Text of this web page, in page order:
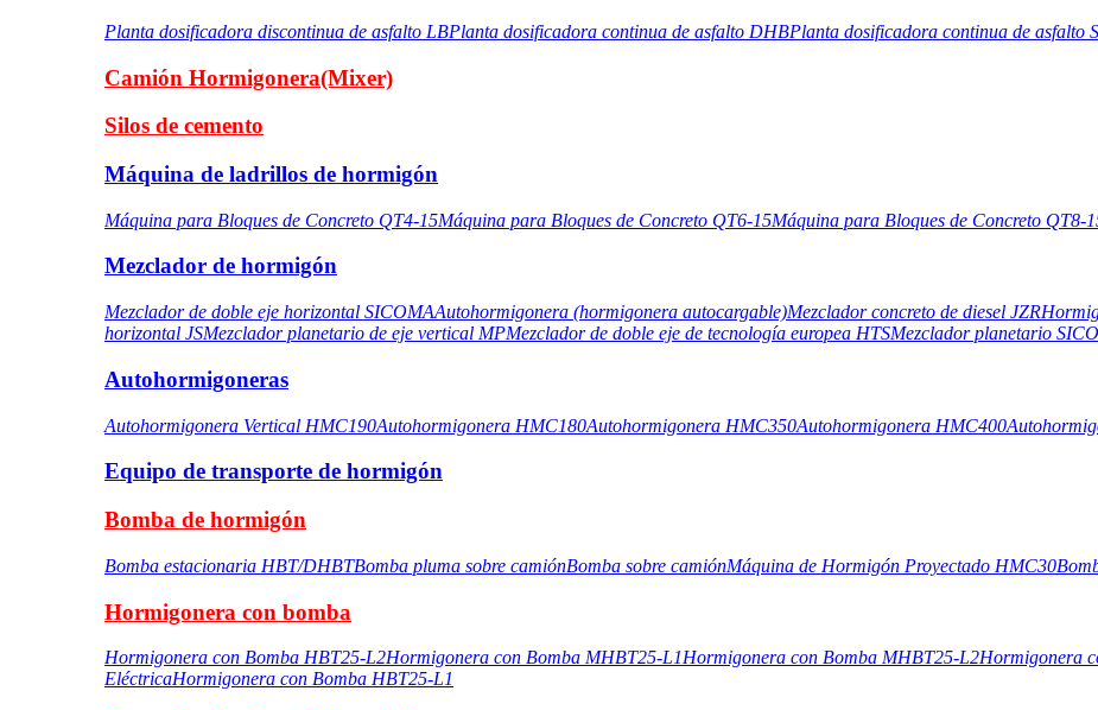
Planta dosificadora discontinua de asfalto LBPlanta dosificadora continua de asfalto DHBPlanta dosificadora continua de asfalto
Camión Hormigonera(Mixer)
Silos de cemento
Máquina de ladrillos de hormigón
Máquina para Bloques de Concreto QT4-15Máquina para Bloques de Concreto QT6-15Máquina para Bloques de Concreto QT8-
Mezclador de hormigón
Mezclador de doble eje horizontal SICOMAAutohormigonera (hormigonera autocargable)Mezclador concreto de diesel JZR
horizontal JSMezclador planetario de eje vertical MPMezclador de doble eje de tecnología europea HTSMezclador planetario
Autohormigoneras
Autohormigonera Vertical HMC190Autohormigonera HMC180Autohormigonera HMC350Autohormigonera HMC400
Equipo de transporte de hormigón
Bomba de hormigón
Bomba estacionaria HBT/DHBTBomba pluma sobre camiónBomba sobre camiónMáquina de Hormigón Proyectado HMC30
Hormigonera con bomba
Hormigonera con Bomba HBT25-L2Hormigonera con Bomba MHBT25-L1Hormigonera con Bomba MHBT25-L2Hormigonera
EléctricaHormigonera con Bomba HBT25-L1